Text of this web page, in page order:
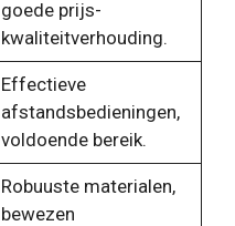
goede prijs-
kwaliteitverhouding.
Effectieve
afstandsbedieningen,
voldoende bereik.
Robuuste materialen,
bewezen